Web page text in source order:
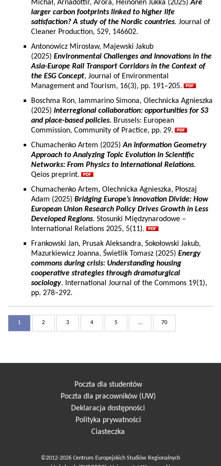
Michał, Árnadóttir, Áróra, Heinonen Jukka (2025)Are
larger carbon footprints linked to higher life
satisfaction? A study of the Nordic countries. Journal of
Cleaner Production, 529, 146602.
Antonowicz Mirosław, Majewski Jakub
(2025) Environmental Challenges and Innovations in the
Asia-Europe Rail Transport Corridors in the Context of
the ESG Concept, Journal of Environmental
Management and Tourism, 16(3), pp. 191–205.
Boschma Ron, Iammarino Simona, Olechnicka Agnieszka
(2025) Interregional collaboration: opportunities for S3
and place-based policies. Brussels: European
Commission, Community of Practice, pp. 29.
Chumachenko Artem (2025)An Information Geometry
Approach to Analyzing Topic Evolution in Scientific
Networks: From Physics to International Relations.
Qeios preprint.
Chumachenko Artem, Olechnicka Agnieszka, Płoszaj
Adam (2025) Bridging Europe’s Innovation Divide: How
European Union Research Policy Drives Growth in Less
Developed Regions. Stosunki Międzynarodowe –
International Relations 2025, 5(11).
Frankowski Jan, Prusak Aleksandra, Sokołowski Jakub,
Mazurkiewicz Joanna, Świetlik Tomasz (2025) Energy
commons during crisis: Understanding housing
cooperative strategies through dramaturgical
sociology. International Journal of the Commons 19(1),
pp. 278–292.
1 2 3 4 5 ... 70
Poczta dla studentów
Poczta dla pracowników (UW)
Deklaracja dostępności
Polityka prywatności
Ciasteczka
©2012-2026 Centrum Europejskich Studiów Regionalnych